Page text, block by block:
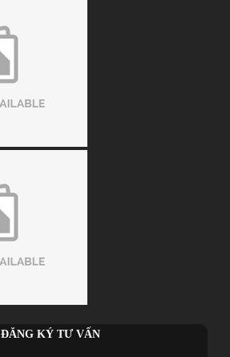
ĐĂNG KÝ TƯ VẤN